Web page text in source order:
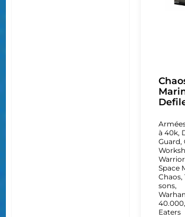
à 40k,
Guard,
Space
Chaos,
sons,
40.000,
Eaters